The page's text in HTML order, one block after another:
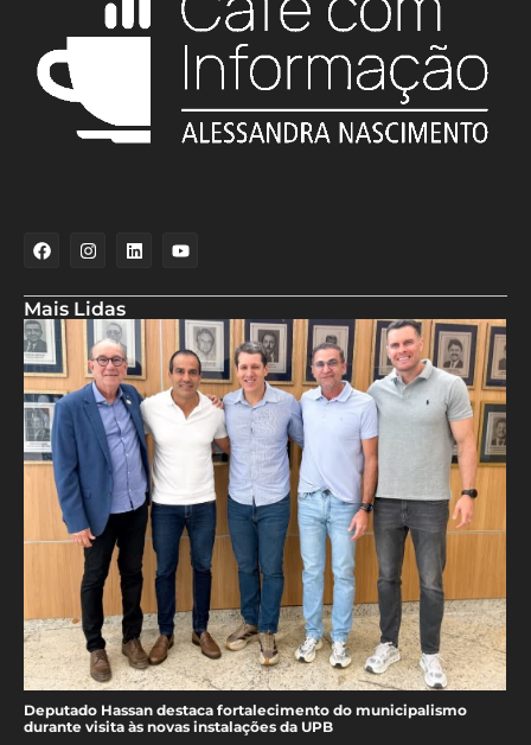
Mais Lidas
Deputado Hassan destaca fortalecimento do municipalismo
durante visita às novas instalações da UPB